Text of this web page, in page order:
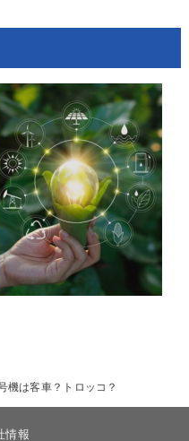
機は客車？トロッコ？
情報